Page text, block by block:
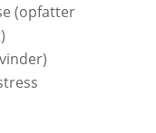
(opfatter